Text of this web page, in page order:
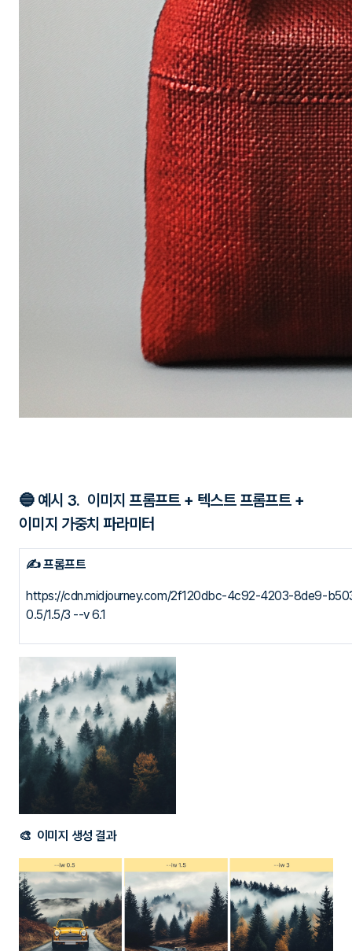
이미지 가중치 파라미터
✍ 프롬프트
0.5/1.5/3 --v 6.1
🎨 이미지 생성 결과